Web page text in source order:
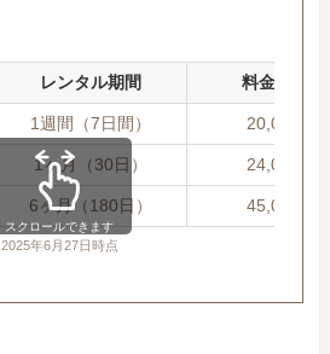
レンタル期間 料金(税込)
1週間（7日間） 20,000円
1ヶ月（30日） 24,000円
6ヶ月（180日） 45,000円
2025年6月27日時点
スクロールできます